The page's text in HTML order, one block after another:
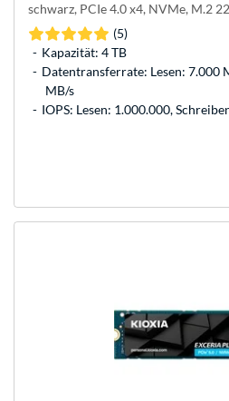
schwarz, PCIe 4.0 x4, NVMe, M.2
(5)
Kapazität: 4 TB
Datentransferrate: Lesen: 7.000
MB/s
IOPS: Lesen: 1.000.000,